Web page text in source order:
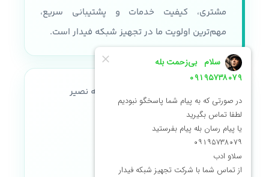
مشتری، کیفیت خدمات و پشتیبانی سریع،
مهم‌ترین اولویت ما در تجهیز شبکه فیدار است.
تهران، سه راه طالقانی، خواجه نصیر
طوسی، پلاک ۲۶۴، واحد ۲ غربی
شماره تماس:
۰۲۱-۹۱۳۲۶۵۹۴